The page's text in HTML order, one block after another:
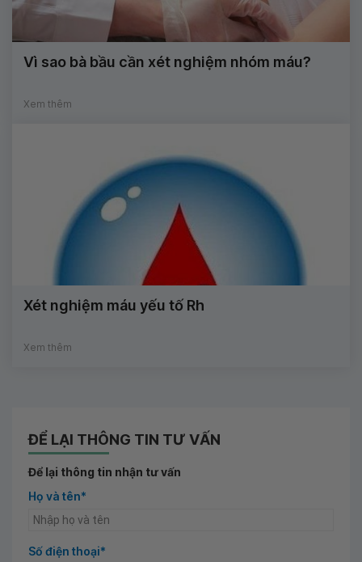
Vì sao bà bầu cần xét nghiệm nhóm máu?
Xem thêm
Xét nghiệm máu yếu tố Rh
Xem thêm
ĐỂ LẠI THÔNG TIN TƯ VẤN
Để lại thông tin nhận tư vấn
Họ và tên*
Số điện thoại*